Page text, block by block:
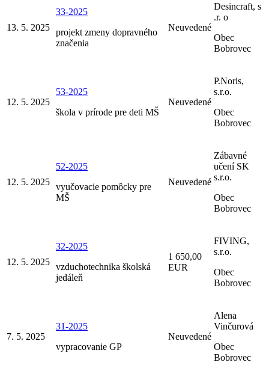
13. 5. 2025
33-2025
projekt zmeny dopravného
značenia
Neuvedené
Desincraft, s
.r. o
Obec
Bobrovec
12. 5. 2025
53-2025
škola v prírode pre deti MŠ
Neuvedené
P.Noris,
s.r.o.
Obec
Bobrovec
12. 5. 2025
52-2025
vyučovacie pomôcky pre
MŠ
Neuvedené
Zábavné
učení SK
s.r.o.
Obec
Bobrovec
12. 5. 2025
32-2025
vzduchotechnika školská
jedáleň
1 650,00
EUR
FIVING,
s.r.o.
Obec
Bobrovec
7. 5. 2025
31-2025
vypracovanie GP
Neuvedené
Alena
Vinčurová
Obec
Bobrovec